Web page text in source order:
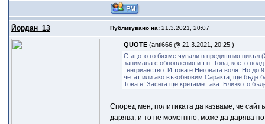
Йордан_13 Публикувано на:21.3.2021, 20:07
QUOTE (anti666 @ 21.3.2021, 20:25 )
Същото го бяхме чували в предишния цикъл
занимава с обновления и т.н. Това, което
тенгрианство. И това е Неговата воля. Но до
четат или ако възобновим Саракта, ще бъде
Това е! Засега ще кретаме така. Близкото
Според мен, политиката да казваме, че
дарява, и то не моментно, може да дарява